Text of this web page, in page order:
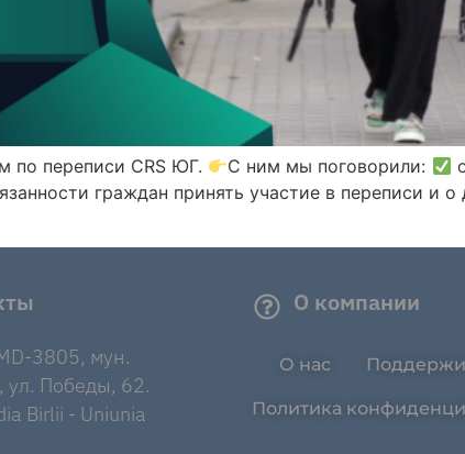
по переписи CRS ЮГ. С ним мы поговорили:
граждан принять участие в переписи и
3805, мун.
ул. Победы, 62.
Birlii - Uniunia
О компании
О нас
Политика